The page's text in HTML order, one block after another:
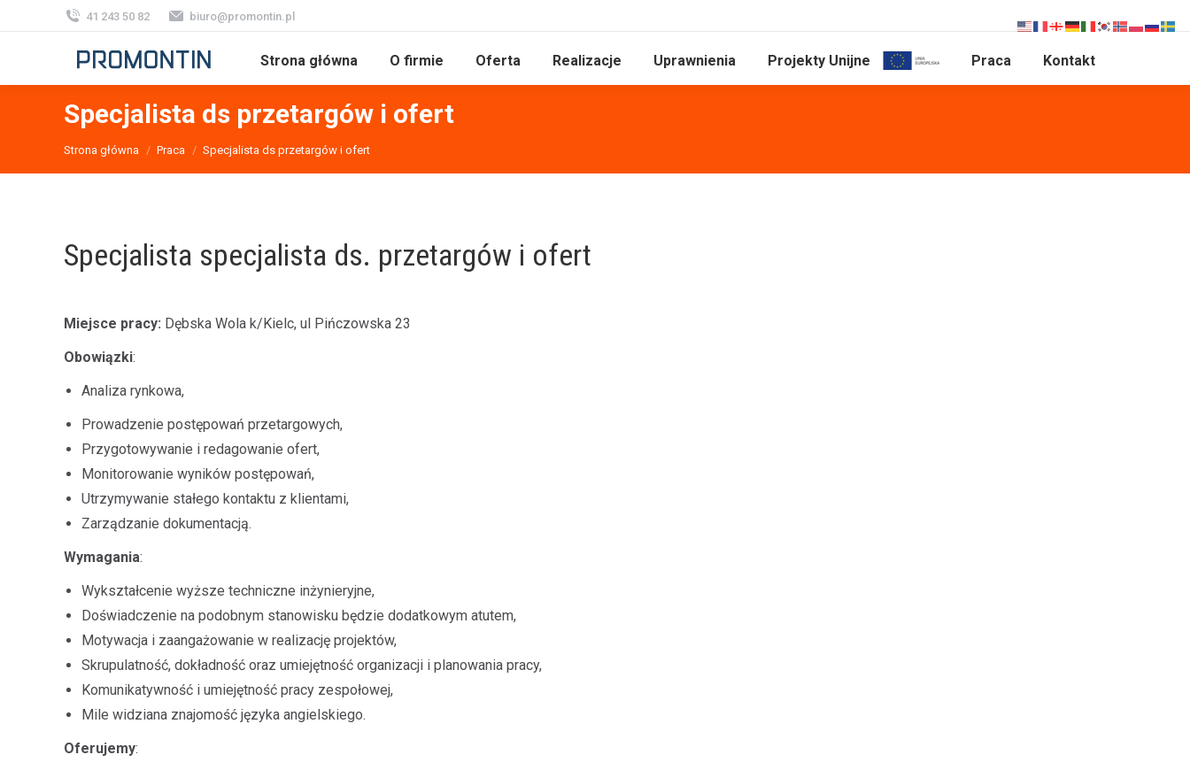
41 243 50 82 biuro@promontin.pl
Strona główna O firmie Oferta Realizacje Uprawnienia Projekty Unijne Praca Kontakt
Specjalista ds przetargów i ofert
Jesteś tutaj:
Strona główna Praca Specjalista ds przetargów i ofert
Specjalista specjalista ds. przetargów i ofert
Miejsce pracy: Dębska Wola k/Kielc, ul Pińczowska 23
Obowiązki:
Analiza rynkowa,
Prowadzenie postępowań przetargowych,
Przygotowywanie i redagowanie ofert,
Monitorowanie wyników postępowań,
Utrzymywanie stałego kontaktu z klientami,
Zarządzanie dokumentacją.
Wymagania:
Wykształcenie wyższe techniczne inżynieryjne,
Doświadczenie na podobnym stanowisku będzie dodatkowym atutem,
Motywacja i zaangażowanie w realizację projektów,
Skrupulatność, dokładność oraz umiejętność organizacji i planowania pracy,
Komunikatywność i umiejętność pracy zespołowej,
Mile widziana znajomość języka angielskiego.
Oferujemy: